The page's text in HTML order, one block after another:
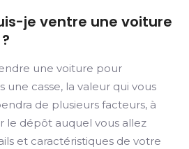
je ventre une voiture
une voiture pour
une casse, la valeur qui vous
de plusieurs facteurs, à
le dépôt auquel vous allez
et caractéristiques de votre